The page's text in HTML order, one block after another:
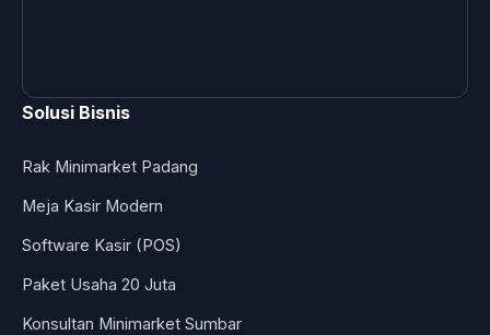
Solusi Bisnis
Rak Minimarket Padang
Meja Kasir Modern
Software Kasir (POS)
Paket Usaha 20 Juta
Konsultan Minimarket Sumbar